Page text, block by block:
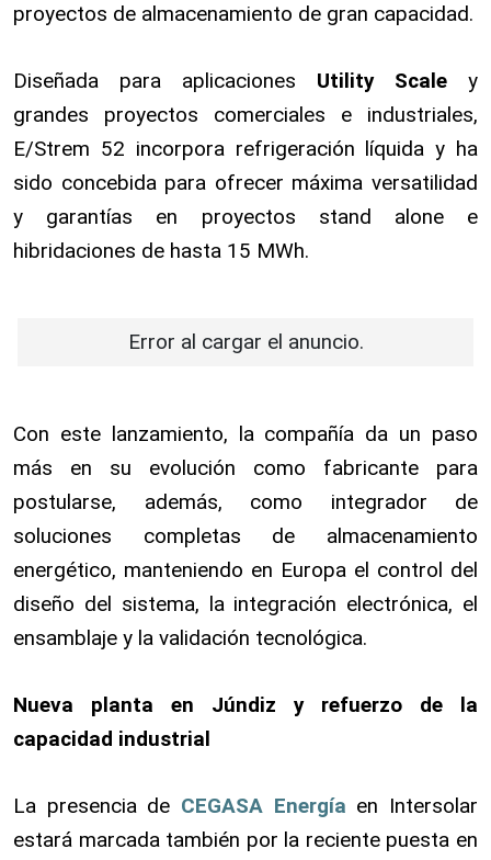
proyectos de almacenamiento de gran capacidad.
Diseñada para aplicaciones Utility Scale y
grandes proyectos comerciales e industriales,
E/Strem 52 incorpora refrigeración líquida y ha
sido concebida para ofrecer máxima versatilidad
y garantías en proyectos stand alone e
hibridaciones de hasta 15 MWh.
Error al cargar el anuncio.
Con este lanzamiento, la compañía da un paso
más en su evolución como fabricante para
postularse, además, como integrador de
soluciones completas de almacenamiento
energético, manteniendo en Europa el control del
diseño del sistema, la integración electrónica, el
ensamblaje y la validación tecnológica.
Nueva planta en Júndiz y refuerzo de la
capacidad industrial
La presencia de CEGASA Energía en Intersolar
estará marcada también por la reciente puesta en